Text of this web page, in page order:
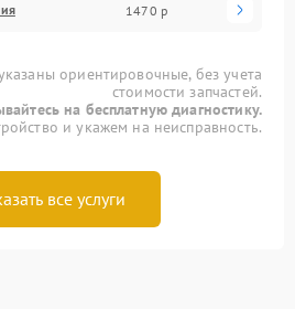
1470 р
ориентировочные, без учета
стоимости запчастей.
на бесплатную диагностику.
и укажем на неисправность.
все услуги